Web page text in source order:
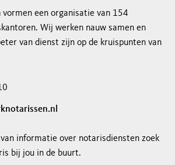
een organisatie van 154
Wij werken nauw samen en
van dienst zijn op de kruispunten van
informatie over notarisdiensten zoek
bij jou in de buurt.